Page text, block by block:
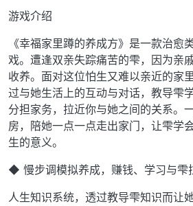
游戏介绍
《幸福家里蹲的养成方》是一款治愈
戏。遭逢双亲失踪痛苦的雫，因为亲
收养。面对这位怕生又难以亲近的家
过与她生活上的互动与对话，教导雫
分担家务，拉近你与她之间的关系。
房，陪她一点一点走出家门，让雫学
生的意义。
◆ 慢步调模拟养成，赚钱、学习与
人生知识系统，透过教导雫知识而让